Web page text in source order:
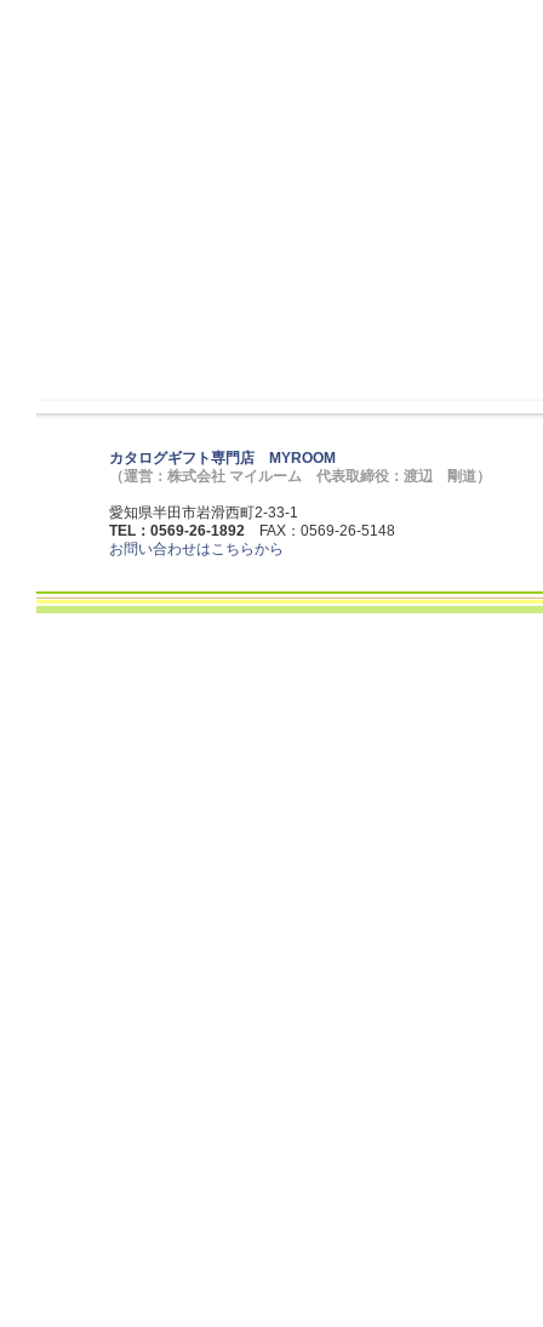
カタログギフト専門店 MYROOM
（運営：株式会社 マイルーム 代表取締役：渡辺 剛道）
愛知県半田市岩滑西町2-33-1
TEL：0569-26-1892 FAX：0569-26-5148
お問い合わせはこちらから